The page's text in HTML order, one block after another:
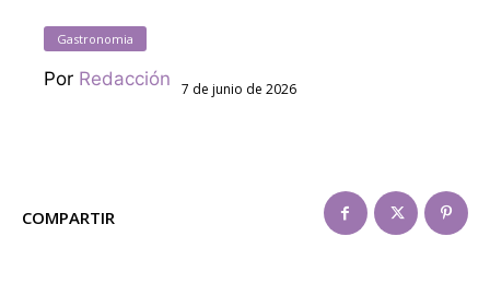
Gastronomia
Por Redacción 7 de junio de 2026
COMPARTIR